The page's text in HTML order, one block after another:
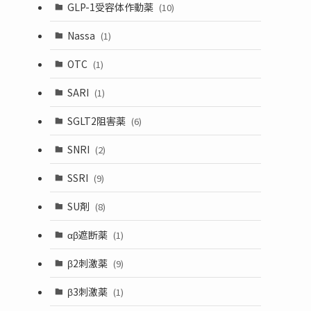
GLP-1受容体作動薬 (10)
Nassa (1)
OTC (1)
SARI (1)
SGLT2阻害薬 (6)
SNRI (2)
SSRI (9)
SU剤 (8)
αβ遮断薬 (1)
β2刺激薬 (9)
β3刺激薬 (1)